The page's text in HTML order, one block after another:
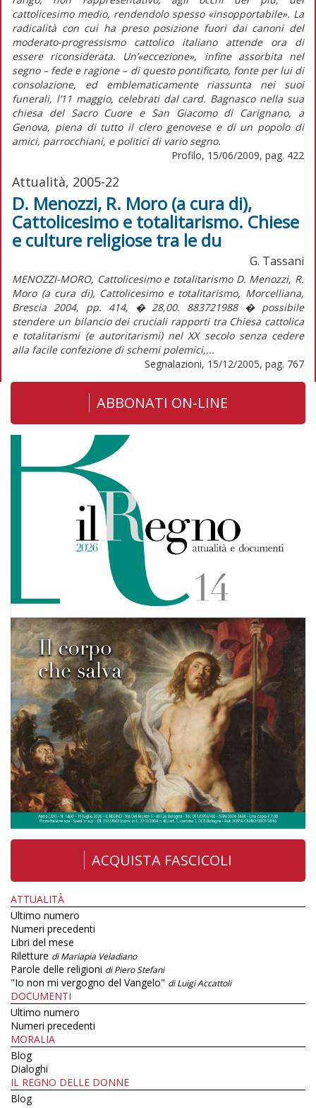
cattolicesimo medio, rendendolo spesso «insopportabile». La
radicalità con cui ha preso posizione fuori dai canoni del
moderato-progressismo cattolico italiano attende ora di
essere riconsiderata. Un’«eccezione», infine assorbita nel
segno – fede e ragione – di questo pontificato, fonte per lui di
consolazione, ed emblematicamente riassunta nei suoi
funerali, l’11 maggio, celebrati dal card. Bagnasco nella sua
chiesa del Sacro Cuore e San Giacomo di Carignano, a
Genova, piena di tutto il clero genovese e di un popolo di
amici, parrocchiani, e politici di vario segno.
Profilo, 15/06/2009, pag. 422
Attualità, 2005-22
D. Menozzi, R. Moro (a cura di),
Cattolicesimo e totalitarismo. Chiese
e culture religiose tra le du
G. Tassani
MENOZZI-MORO, Cattolicesimo e totalitarismo D. Menozzi, R.
Moro (a cura di), Cattolicesimo e totalitarismo, Morcelliana,
Brescia 2004, pp. 414, � 28,00. 883721988 � possibile
stendere un bilancio dei cruciali rapporti tra Chiesa cattolica
e totalitarismi (e autoritarismi) nel XX secolo senza cedere
alla facile confezione di schemi polemici,...
Segnalazioni, 15/12/2005, pag. 767
ABBONATI ON-LINE
ACQUISTA FASCICOLI
ATTUALITÀ
Ultimo numero
Numeri precedenti
Libri del mese
Riletture di Mariapia Veladiano
Parole delle religioni di Piero Stefani
"Io non mi vergogno del Vangelo" di Luigi Accattoli
DOCUMENTI
Ultimo numero
Numeri precedenti
MORALIA
Blog
Dialoghi
IL REGNO DELLE DONNE
Blog